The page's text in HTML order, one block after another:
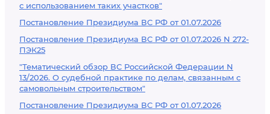
с использованием таких участков"
Постановление Президиума ВС РФ от 01.07.2026
Постановление Президиума ВС РФ от 01.07.2026 N 272-
ПЭК25
"Тематический обзор ВС Российской Федерации N
13/2026. О судебной практике по делам, связанным с
самовольным строительством"
Постановление Президиума ВС РФ от 01.07.2026